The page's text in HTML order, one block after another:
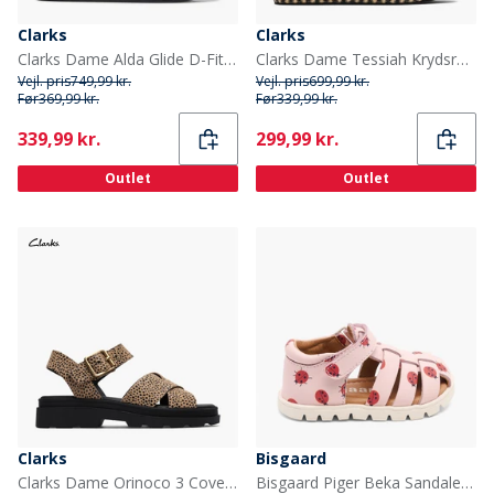
Clarks
Clarks Dame Alda Glide D-Fit Klipklapper Sort
Vejl. pris749,99 kr.
Før369,99 kr.
Current
339,99 kr.
Outlet
Clarks
Clarks Dame Tessiah Krydsrem Sandaler Black Interest
Vejl. pris699,99 kr.
Før339,99 kr.
Current
299,99 kr.
Outlet
Clarks
Clarks Dame Orinoco 3 Cove Sandaler Animal Print
Bisgaard
Bisgaard Piger Beka Sandaler Lady Bugs